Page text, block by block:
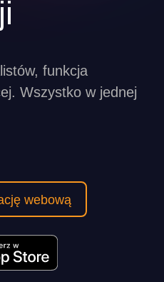
funkcja
Wszystko w jednej
webową